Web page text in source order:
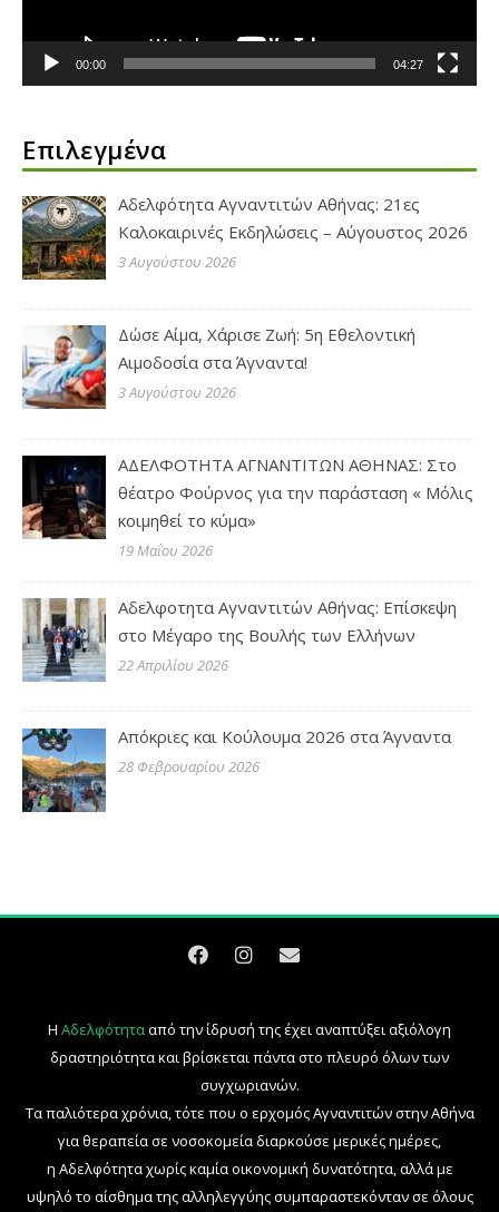
00:00 04:27
Επιλεγμένα
Αδελφότητα Αγναντιτών Αθήνας: 21ες
Καλοκαιρινές Εκδηλώσεις – Αύγουστος 2026
3 Αυγούστου 2026
Δώσε Αίμα, Χάρισε Ζωή: 5η Εθελοντική
Αιμοδοσία στα Άγναντα!
3 Αυγούστου 2026
ΑΔΕΛΦΟΤΗΤΑ ΑΓΝΑΝΤΙΤΩΝ ΑΘΗΝΑΣ: Στο
θέατρο Φούρνος για την παράσταση « Μόλις
κοιμηθεί το κύμα»
19 Μαΐου 2026
Αδελφοτητα Αγναντιτών Αθήνας: Επίσκεψη
στο Μέγαρο της Βουλής των Ελλήνων
22 Απριλίου 2026
Απόκριες και Κούλουμα 2026 στα Άγναντα
28 Φεβρουαρίου 2026
Η Αδελφότητααπό την ίδρυσή της έχει αναπτύξει αξιόλογη
δραστηριότητα και βρίσκεται πάντα στο πλευρό όλων των
συγχωριανών.
Τα παλιότερα χρόνια, τότε που ο ερχομός Αγναντιτών στην Αθήνα
για θεραπεία σε νοσοκομεία διαρκούσε μερικές ημέρες,
η Αδελφότητα χωρίς καμία οικονομική δυνατότητα, αλλά με
υψηλό το αίσθημα της αλληλεγγύης συμπαραστεκόνταν σε όλους